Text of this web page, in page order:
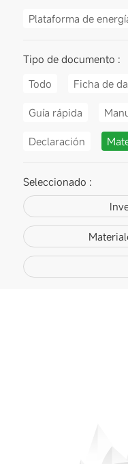
Plataforma de
Tipo de documento :
Todo
Ficha de
Guía rápida
Declaración
Seleccionado :